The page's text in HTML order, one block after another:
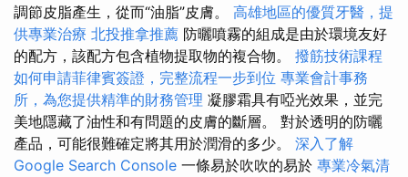
調節皮脂產生，從而“油脂”皮膚。 高雄地區的優質牙醫，提
供專業治療 北投推拿推薦 防曬噴霧的組成是由於環境友好
的配方，該配方包含植物提取物的複合物。 撥筋技術課程
如何申請菲律賓簽證，完整流程一步到位 專業會計事務
所，為您提供精準的財務管理 凝膠霜具有啞光效果，並完
美地隱藏了油性和有問題的皮膚的斷層。 對於透明的防曬
產品，可能很難確定將其用於潤滑的多少。 深入了解
Google Search Console 一條易於吹吹的易於 專業冷氣清